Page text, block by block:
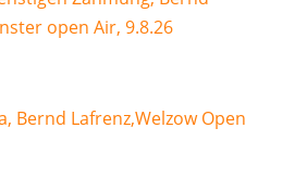
open Air, 9.8.26
Bernd Lafrenz,Welzow Open